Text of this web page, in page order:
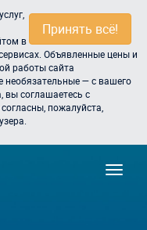
Принять всё!
в
Объявленные цены и
работы сайта
необязательные — с вашего
вы соглашаетесь с
пожалуйста,